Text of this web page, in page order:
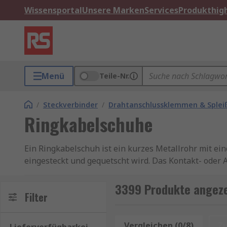
WissensportalUnsere MarkenServices
Menü Teile-Nr.
/ Steckverbinder / Drahtanschlussklemmen &
Ringkabelschuhe
Ein Ringkabelschuh ist ein kurzes Metallrohr mit
eingesteckt und gequetscht wird. Das Kontakt-
Ringkabelschuhe dienen zum Anschließen von
, unserer
Filter 3399 Produkte